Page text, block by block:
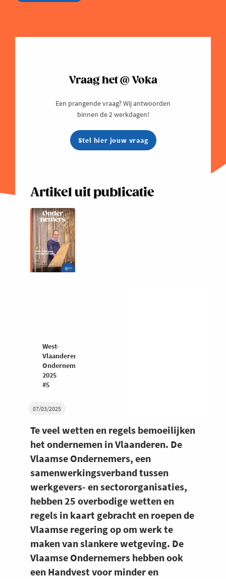
07/03/2025
Te veel wetten en regels bemoeilijken
het ondernemen in Vlaanderen. De
Vlaamse Ondernemers, een
samenwerkingsverband tussen
werkgevers- en sectororganisaties,
hebben 25 overbodige wetten en
regels in kaart gebracht en roepen de
Vlaamse regering op om werk te
maken van slankere wetgeving. De
Vlaamse Ondernemers hebben ook
een Handvest voor minder en
Vraag het @ Voka
Een prangende vraag? Wij antwoorden
binnen de 2 werkdagen!
Stel hier jouw vraag
Artikel uit publicatie
West-
Vlaanderen
Ondernemers
2025
#5